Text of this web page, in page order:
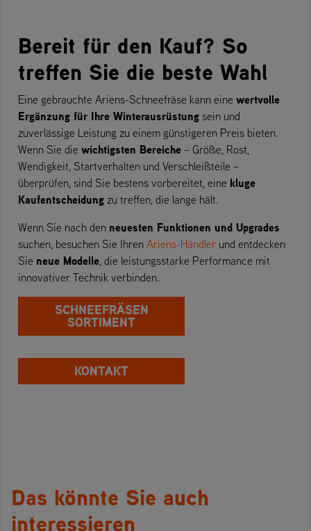
Bereit für den Kauf? So
treffen Sie die beste Wahl
Eine gebrauchte Ariens-Schneefräse kann eine wertvolle
Ergänzung für Ihre Winterausrüstung sein und
zuverlässige Leistung zu einem günstigeren Preis bieten.
Wenn Sie die wichtigsten Bereiche – Größe, Rost,
Wendigkeit, Startverhalten und Verschleißteile –
überprüfen, sind Sie bestens vorbereitet, eine kluge
Kaufentscheidung zu treffen, die lange hält.
Wenn Sie nach den neuesten Funktionen und Upgrades
suchen, besuchen Sie Ihren Ariens-Händler und entdecken
Sie neue Modelle, die leistungsstarke Performance mit
innovativer Technik verbinden.
SCHNEEFRÄSEN
SORTIMENT
KONTAKT
Das könnte Sie auch
interessieren